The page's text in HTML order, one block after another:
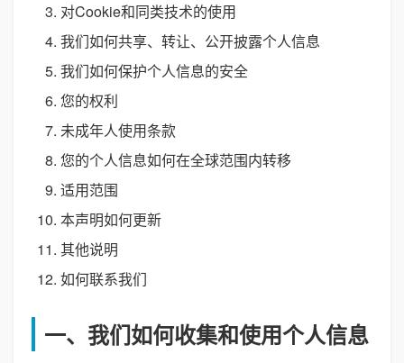
对Cookie和同类技术的使用
我们如何共享、转让、公开披露个人信息
我们如何保护个人信息的安全
您的权利
未成年人使用条款
您的个人信息如何在全球范围内转移
适用范围
本声明如何更新
其他说明
如何联系我们
一、我们如何收集和使用个人信息